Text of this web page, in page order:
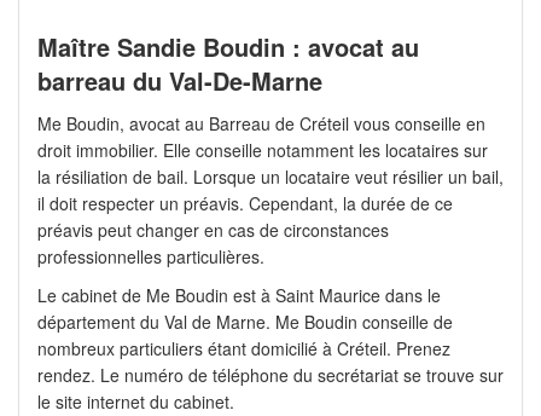
Maître Sandie Boudin : avocat au
barreau du Val-De-Marne
Me Boudin, avocat au Barreau de Créteil vous conseille en
droit immobilier. Elle conseille notamment les locataires sur
la résiliation de bail. Lorsque un locataire veut résilier un bail,
il doit respecter un préavis. Cependant, la durée de ce
préavis peut changer en cas de circonstances
professionnelles particulières.
Le cabinet de Me Boudin est à Saint Maurice dans le
département du Val de Marne. Me Boudin conseille de
nombreux particuliers étant domicilié à Créteil. Prenez
rendez. Le numéro de téléphone du secrétariat se trouve sur
le site internet du cabinet.